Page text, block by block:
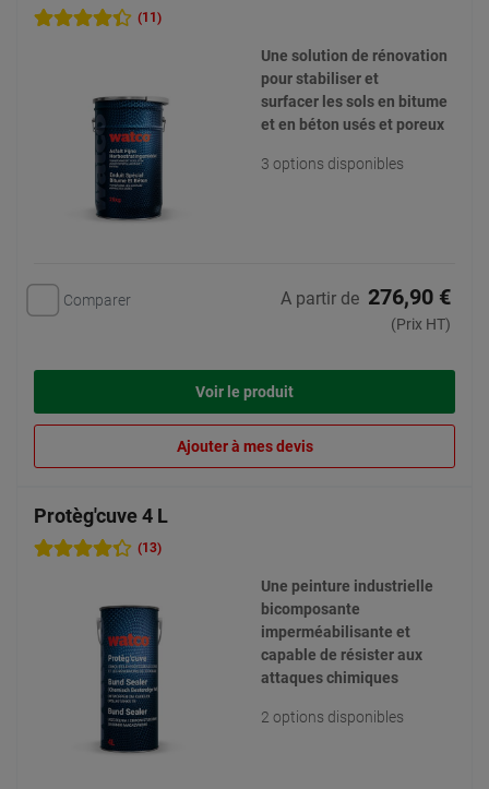
(11)
Une solution de rénovation
pour stabiliser et
surfacer les sols en bitume
et en béton usés et poreux
3 options disponibles
Comparer A partir de 276,90 €
(Prix HT)
Voir le produit
Ajouter à mes devis
Protèg'cuve 4 L
(13)
Une peinture industrielle
bicomposante
imperméabilisante et
capable de résister aux
attaques chimiques
2 options disponibles